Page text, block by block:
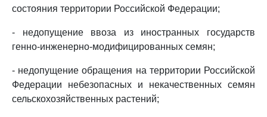
состояния территории Российской Федерации;
- недопущение ввоза из иностранных государств
генно-инженерно-модифицированных семян;
- недопущение обращения на территории Российской
Федерации небезопасных и некачественных семян
сельскохозяйственных растений;